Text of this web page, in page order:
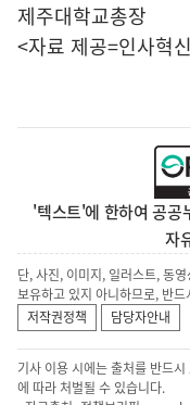
제주대학교총장
<자료 제공=인사혁
'텍스트'에 한하여 공공
자
단, 사진, 이미지, 일러스트, 동
보유하고 있지 아니하므로, 반
저작권정책
담당자안내
기사 이용 시에는 출처를 반드
에 따라 처벌될 수 있습니다.